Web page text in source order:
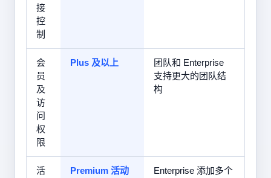
接
控
制
会
员
及
访
问
权
限
Plus 及以上
团队和 Enterprise
支持更大的团队结
构
活
Premium 活动
Enterprise 添加多个